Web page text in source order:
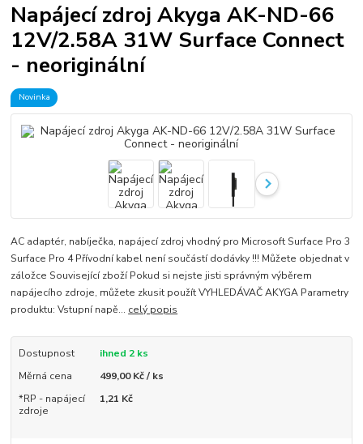
Napájecí zdroj Akyga AK-ND-66
12V/2.58A 31W Surface Connect
- neoriginální
Novinka
AC adaptér, nabíječka, napájecí zdroj vhodný pro Microsoft Surface Pro 3
Surface Pro 4 Přívodní kabel není součástí dodávky !!! Můžete objednat v
záložce Související zboží Pokud si nejste jisti správným výběrem
napájecího zdroje, můžete zkusit použít VYHLEDÁVAČ AKYGA Parametry
produktu: Vstupní napě... celý popis
Dostupnost
ihned 2 ks
Měrná cena
499,00 Kč / ks
*RP - napájecí
zdroje
1,21 Kč